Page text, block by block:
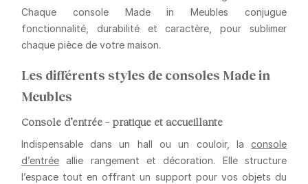
Chaque console Made in Meubles conjugue
fonctionnalité, durabilité et caractère , pour sublimer
chaque pièce de votre maison.
Les différents styles de consoles Made in
Meubles
Console d’entrée – pratique et accueillante
Indispensable dans un hall ou un couloir, laconsole
d’entréeallie rangement et décoration. Elle structure
l’espace tout en offrant un support pour vos objets du